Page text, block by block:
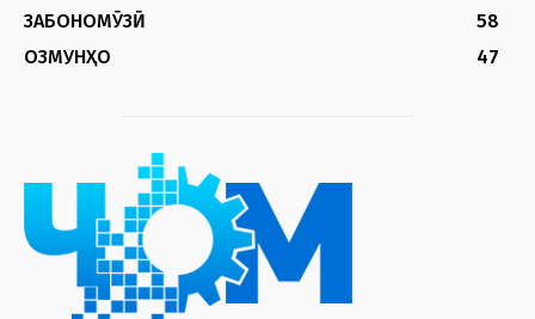
ЗАБОНОМӮЗӢ
58
ОЗМУНҲО
47